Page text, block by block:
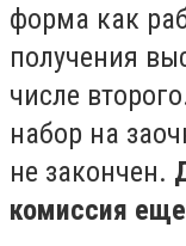
форма как
получения
числе
набор на
не закончен.
комиссия